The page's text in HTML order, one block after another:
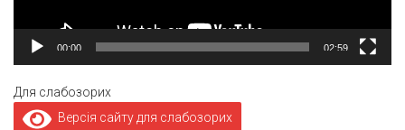
00:00 02:59
Для слабозорих
Версія сайту для слабозорих